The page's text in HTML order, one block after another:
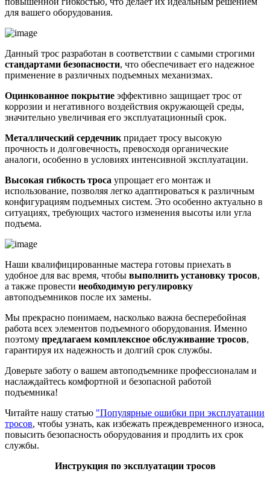
для вашего оборудования.
Данный трос разработан в соответствии с самыми строгими
стандартами безопасности, что обеспечивает его надежное
применение в различных подъемных механизмах.
Оцинкованное покрытие эффективно защищает трос от
коррозии и негативного воздействия окружающей среды,
значительно увеличивая его эксплуатационный срок.
Металлический сердечник придает тросу высокую
прочность и долговечность, превосходя органические
аналоги, особенно в условиях интенсивной эксплуатации.
Высокая гибкость троса упрощает его монтаж и
использование, позволяя легко адаптироваться к различным
конфигурациям подъемных систем. Это особенно актуально в
ситуациях, требующих частого изменения высоты или угла
подъема.
Наши квалифицированные мастера готовы приехать в
удобное для вас время, чтобы выполнить установку тросов,
а также провести необходимую регулировку
автоподъемников после их замены.
Мы прекрасно понимаем, насколько важна бесперебойная
работа всех элементов подъемного оборудования. Именно
поэтому предлагаем комплексное обслуживание тросов,
гарантируя их надежность и долгий срок службы.
Доверьте заботу о вашем автоподъемнике профессионалам и
наслаждайтесь комфортной и безопасной работой
подъемника!
Читайте нашу статью "Популярные ошибки при эксплуатации
тросов, чтобы узнать, как избежать преждевременного износа,
повысить безопасность оборудования и продлить их срок
службы.
Инструкция по эксплуатации тросов